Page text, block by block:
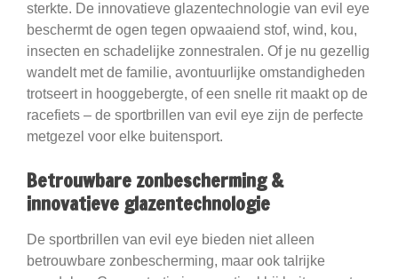
sterkte. De innovatieve glazentechnologie van evil eye
beschermt de ogen tegen opwaaiend stof, wind, kou,
insecten en schadelijke zonnestralen. Of je nu gezellig
wandelt met de familie, avontuurlijke omstandigheden
trotseert in hooggebergte, of een snelle rit maakt op de
racefiets – de sportbrillen van evil eye zijn de perfecte
metgezel voor elke buitensport.
Betrouwbare zonbescherming &
innovatieve glazentechnologie
De sportbrillen van evil eye bieden niet alleen
betrouwbare zonbescherming, maar ook talrijke